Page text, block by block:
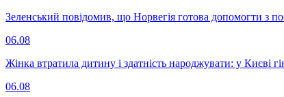
Зеленський повідомив, що Норвегія готова допомогти з
06.08
Жінка втратила дитину і здатність народжувати: у Києві
06.08